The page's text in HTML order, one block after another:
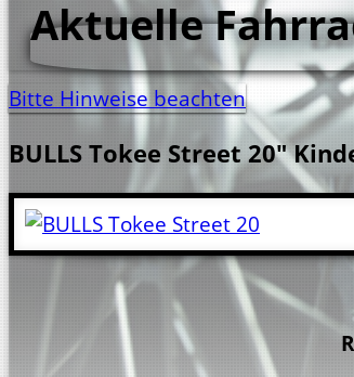
Aktuelle
Bitte Hinweise beachten
BULLSTokee Street 20"